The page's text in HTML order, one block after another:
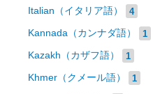
Italian（イタリア語） 4
Kannada（カンナダ語） 1
Kazakh（カザフ語） 1
Khmer（クメール語） 1